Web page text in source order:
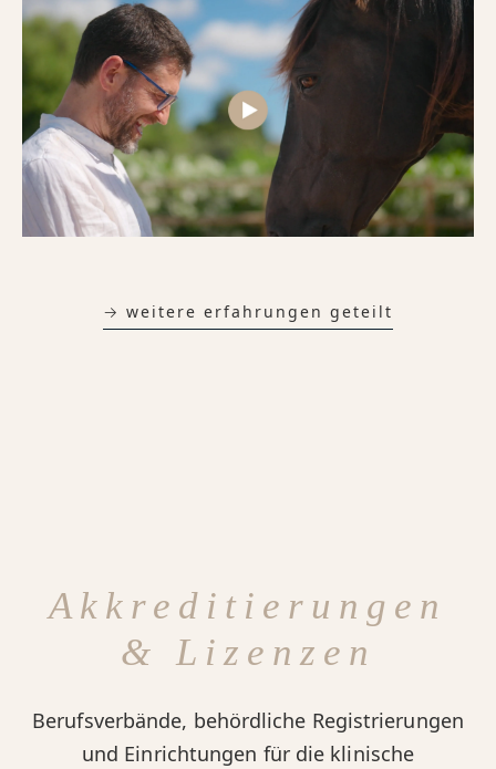
→ weitere erfahrungen geteilt
Akkreditierungen
& Lizenzen
Berufsverbände, behördliche Registrierungen
und Einrichtungen für die klinische